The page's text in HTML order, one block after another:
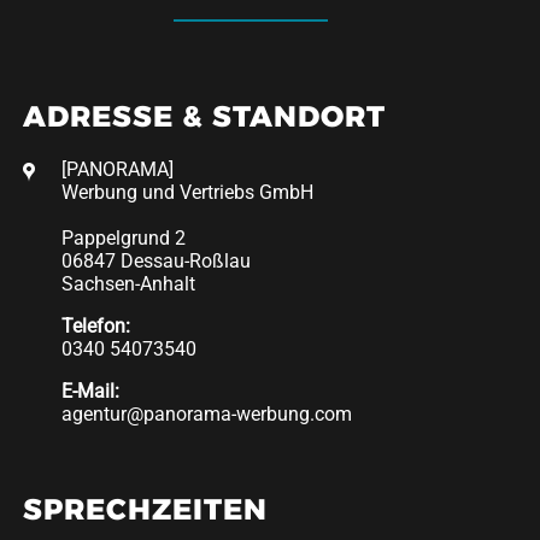
ADRESSE & STANDORT
[PANORAMA]
Werbung und Vertriebs GmbH
Pappelgrund 2
06847 Dessau-Roßlau
Sachsen-Anhalt
Telefon:
0340 54073540
E-Mail:
agentur@panorama-werbung.com
SPRECHZEITEN